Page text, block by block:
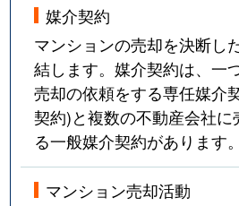
媒介契約
マンションの売却を決断し
結します。媒介契約は、一
売却の依頼をする専任媒介
契約)と複数の不動産会社に
る一般媒介契約があります。
マンション売却活動